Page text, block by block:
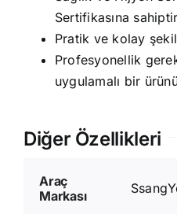
Sertifikasına
Pratik ve kolay
Profesyonellik
uygulamalı bir
Diğer Özellikleri
Araç
Markası